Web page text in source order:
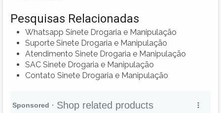
Pesquisas Relacionadas
Whatsapp Sinete Drogaria e Manipulação
Suporte Sinete Drogaria e Manipulação
Atendimento Sinete Drogaria e Manipulação
SAC Sinete Drogaria e Manipulação
Contato Sinete Drogaria e Manipulação